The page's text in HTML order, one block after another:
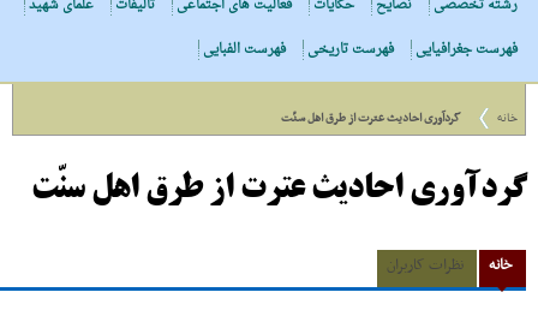
رشته تخصصی
نصایح حکایات فعالیت های اجتماعی تالیفات
علمای شهید
فهرست جغرافیایی
فهرست تاریخی فهرست الفبایی
خانه گردآورى احادیث عترت از طرق اهل سنّت
گردآورى احادیث عترت از طرق اهل سنّت
خانه نظرات کاربران